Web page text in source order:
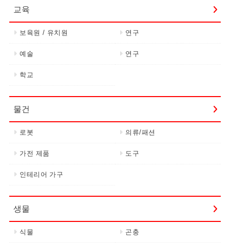
교육
보육원 / 유치원 연구
예술 연구
학교
물건
로봇 의류/패션
가전 제품 도구
인테리어 가구
생물
식물 곤충